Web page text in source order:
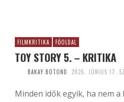
FILMKRITIKA FŐOLDAL
TOY STORY 5. – KRITIKA
BAKAY BOTOND 2026. JÚNIUS 17.
Minden idők egyik, ha nem a